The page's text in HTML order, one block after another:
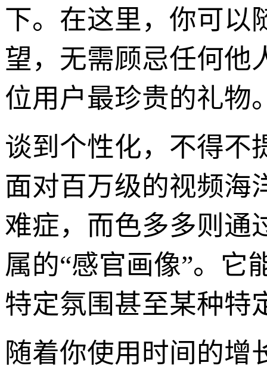
下。在这里，你可以
望，无需顾忌任何他
位用户最珍贵的礼物
谈到个性化，不得不
面对百万级的视频海
难症，而色多多则通
属的“感官画像”。它
特定氛围甚至某种特
随着你使用时间的增